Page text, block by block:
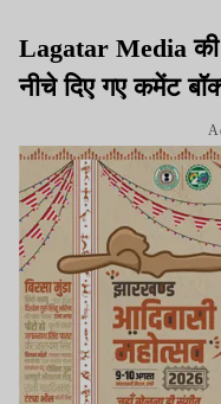
Lagatar Media
नीचे दिए गए कमेंट